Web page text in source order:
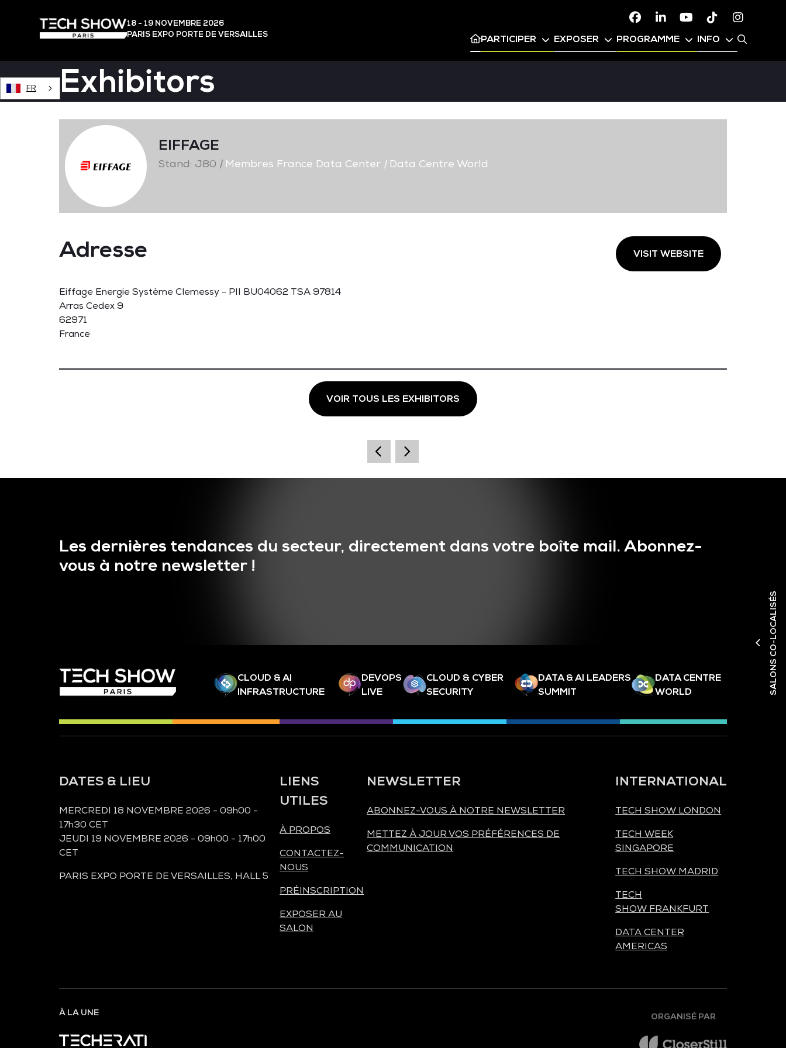
18 - 19 NOVEMBRE 2026
PARIS EXPO PORTE DE VERSAILLES
FacebookLinkedinYoutubeTikTok
PARTICIPER EXPOSER PROGRAMME INFO
FR
SALONS CO-LOCALISÉS
Exhibitors
EIFFAGE
Stand: J80 |Membres France Data Center |Data Centre World
Adresse
Eiffage Energie Système Clemessy - PII BU04062 TSA 97814
Arras Cedex 9
62971
France
VISIT WEBSITE
VOIR TOUS LES EXHIBITORS
Les dernières tendances du secteur, directement dans votre boîte mail. Abonnez-
vous à notre newsletter !
CLOUD & AI
INFRASTRUCTURE
DEVOPS
LIVE
CLOUD & CYBER
SECURITY
DATA & AI LEADERS
SUMMIT
DATA CENTRE
WORLD
DATES & LIEU
MERCREDI 18 NOVEMBRE 2026 - 09h00 -
17h30 CET
JEUDI 19 NOVEMBRE 2026 - 09h00 - 17h00
CET
PARIS EXPO PORTE DE VERSAILLES, HALL 5
LIENS
UTILES
À PROPOS
CONTACTEZ-
NOUS
PRÉINSCRIPTION
EXPOSER AU
SALON
NEWSLETTER
ABONNEZ-VOUS À NOTRE NEWSLETTER
METTEZ À JOUR VOS PRÉFÉRENCES DE
COMMUNICATION
INTERNATIONAL
TECH SHOW LONDON
TECH WEEK
SINGAPORE
TECH SHOW MADRID
TECH
SHOW FRANKFURT
DATA CENTER
AMERICAS
À LA UNE ORGANISÉ PAR